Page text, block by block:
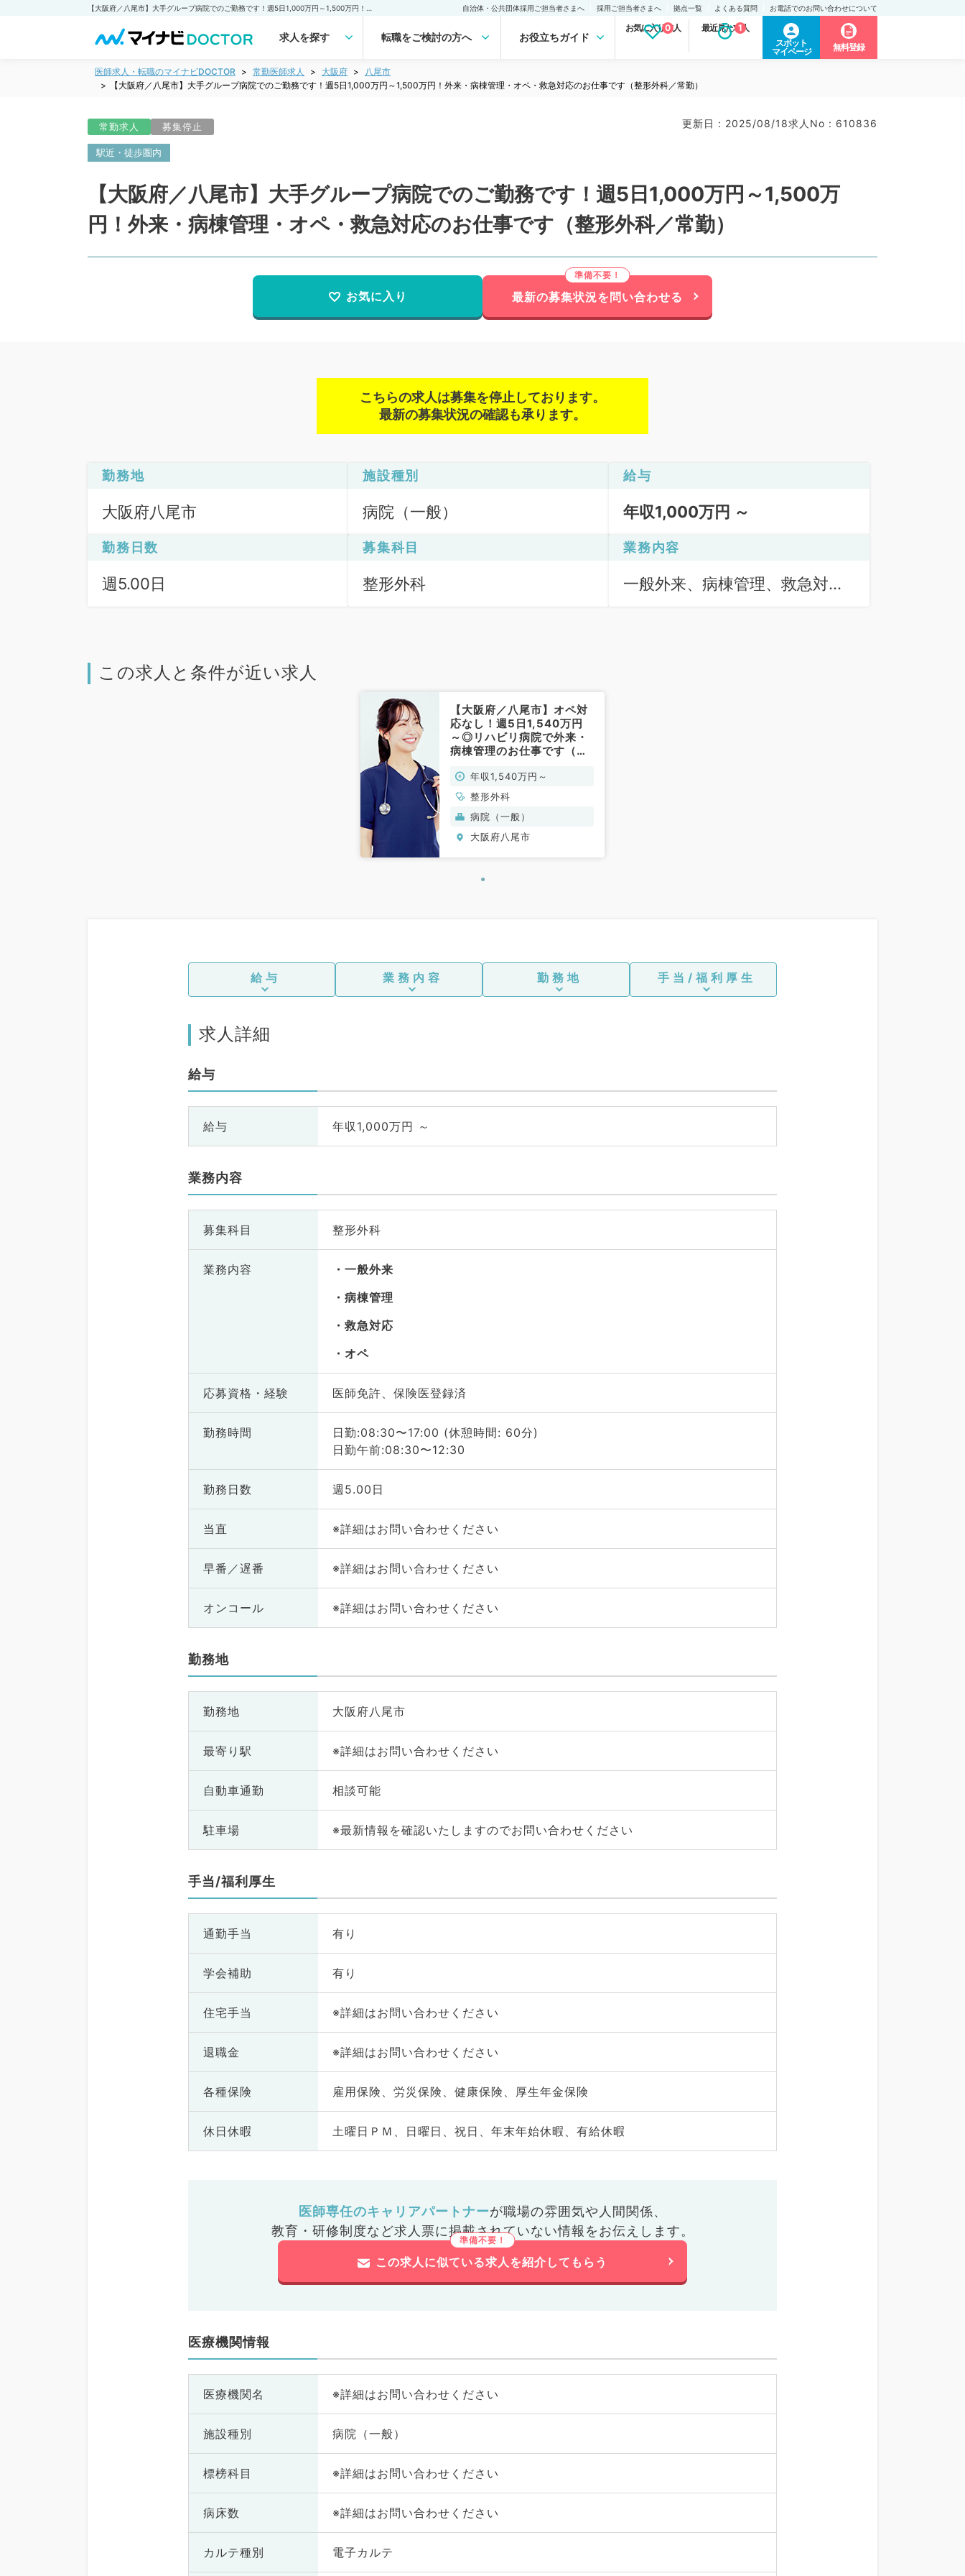
自治体・公共団体採用ご担当者さまへ 採用ご担当者さまへ 拠点一覧 よくある質問 お電話でのお問い合わせについて
求人を探す 転職をご検討の方へ お役立ちガイド
お気に入り求人
0 最近見た求人
1
スポット
マイページ
無料登録
医師求人・転職のマイナビDOCTOR 常勤医師求人 大阪府
八尾市
【大阪府／八尾市】大手グループ病院でのご勤務です！週5日1,000万円～1,500万円！外来・病棟管理・オペ・救急対応のお仕事です（整形外科／常勤）
常勤求人 募集停止 更新日 : 2025/08/18求人No : 610836
駅近・徒歩圏内
【大阪府／八尾市】大手グループ病院でのご勤務です！週5日1,000万円～1,500万
円！外来・病棟管理・オペ・救急対応のお仕事です（整形外科／常勤）
お気に入り 最新の募集状況を問い合わせる
こちらの求人は募集を停止しております。
最新の募集状況の確認も承ります。
勤務地
大阪府八尾市
施設種別
病院（一般）
給与
年収1,000万円 ～
勤務日数
週5.00日
募集科目
整形外科
業務内容
一般外来、病棟管理、救急対
この求人と条件が近い求人
【大阪府／八尾市】オペ対
応なし！週5日1,540万円
～◎リハビリ病院で外来・
病棟管理のお仕事です（整
年収1,540万円～
整形外科
病院（一般）
大阪府八尾市
給与 業務内容 勤務地 手当/福利厚生
求人詳細
給与
給与 年収1,000万円 ～
業務内容
募集科目 整形外科
業務内容
一般外来
病棟管理
救急対応
オペ
応募資格・ 経験 医師免許、保険医登録済
勤務時間
日勤:08:30〜17:00 (休憩時間: 60分)
日勤午前:08:30〜12:30
勤務日数 週5.00日
当直 ※詳細はお問い合わせください
早番／遅番 ※詳細はお問い合わせください
オンコール ※詳細はお問い合わせください
勤務地
勤務地 大阪府八尾市
最寄り駅 ※詳細はお問い合わせください
自動車通勤 相談可能
駐車場 ※最新情報を確認いたしますのでお問い合わせください
手当/福利厚生
通勤手当 有り
学会補助 有り
住宅手当 ※詳細はお問い合わせください
退職金 ※詳細はお問い合わせください
各種保険 雇用保険、労災保険、健康保険、厚生年金保険
休日休暇 土曜日ＰＭ、日曜日、祝日、年末年始休暇、有給休暇
医師専任のキャリアパートナーが職場の雰囲気や人間関係、
教育・研修制度など求人票に掲載されていない情報をお伝えします。
この求人に似ている求人を紹介してもらう
医療機関情報
医療機関名 ※詳細はお問い合わせください
施設種別 病院（一般）
標榜科目 ※詳細はお問い合わせください
病床数 ※詳細はお問い合わせください
カルテ種別 電子カルテ